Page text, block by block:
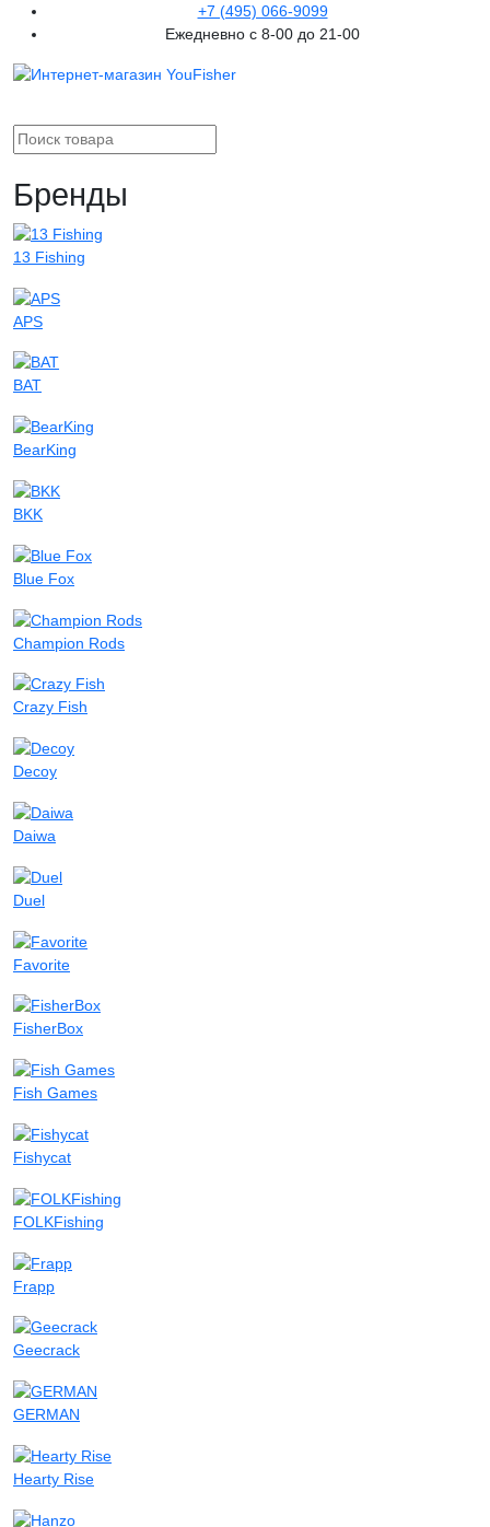
+7 (495) 066-9099
Ежедневно с 8-00 до 21-00
Бренды
13 Fishing
APS
BAT
BearKing
BKK
Blue Fox
Champion Rods
Crazy Fish
Decoy
Daiwa
Duel
Favorite
FisherBox
Fish Games
Fishycat
FOLKFishing
Frapp
Geecrack
GERMAN
Hearty Rise